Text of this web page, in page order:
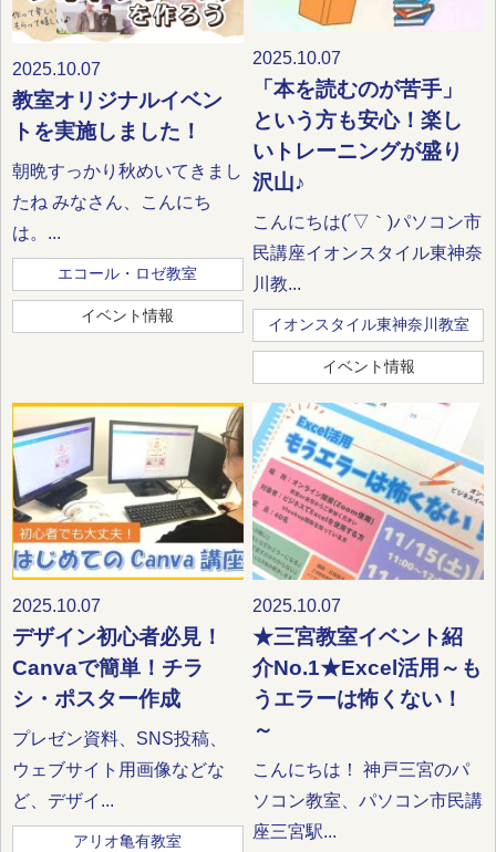
2025.10.07
教室オリジナルイベン
トを実施しました！
朝晩すっかり秋めいてきまし
たね みなさん、こんにち
は。...
エコール・ロゼ教室
イベント情報
2025.10.07
「本を読むのが苦手」
という方も安心！楽し
いトレーニングが盛り
沢山♪
こんにちは(´▽｀)パソコン市
民講座イオンスタイル東神奈
川教...
イオンスタイル東神奈川教室
イベント情報
2025.10.07
デザイン初心者必見！
Canvaで簡単！チラ
シ・ポスター作成
プレゼン資料、SNS投稿、
ウェブサイト用画像などな
ど、デザイ...
アリオ亀有教室
2025.10.07
★三宮教室イベント紹
介No.1★Excel活用～も
うエラーは怖くない！
～
こんにちは！ 神戸三宮のパ
ソコン教室、パソコン市民講
座三宮駅...